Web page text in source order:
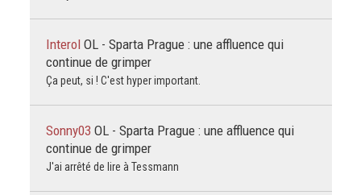
Interol OL - Sparta Prague : une affluence qui
continue de grimper
Ça peut, si ! C'est hyper important.
Sonny03 OL - Sparta Prague : une affluence qui
continue de grimper
J'ai arrêté de lire à Tessmann